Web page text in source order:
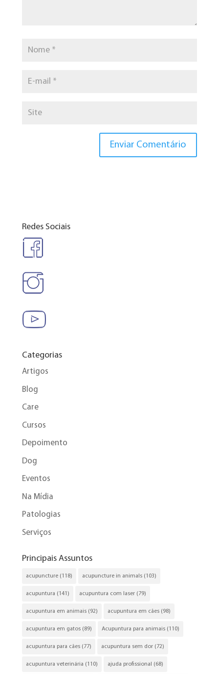
Redes Sociais
Categorias
Artigos
Blog
Care
Cursos
Depoimento
Dog
Eventos
Na Mídia
Patologias
Serviços
Principais Assuntos
acupuncture(118) acupuncture in animals(103)
acupuntura (141) acupuntura com laser(79)
acupuntura em animais(92) acupuntura em cães(98)
acupuntura em gatos(89) Acupuntura para animais(110)
acupuntura para cães(77) acupuntura sem dor(72)
acupuntura veterinária (110) ajuda profissional (68)